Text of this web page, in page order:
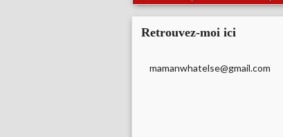
Retrouvez-moi ici
mamanwhatelse@gmail.com